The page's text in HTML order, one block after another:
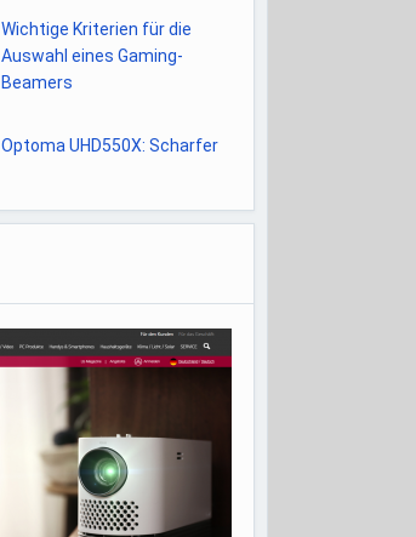
Wichtige Kriterien für die
Auswahl eines Gaming-
Beamers
Optoma UHD550X: Scharfer